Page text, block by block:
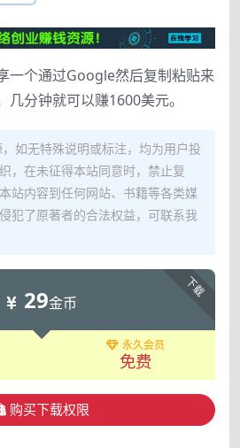
一个通过Google然后复制粘贴来
分钟就可以赚1600美元。
如无特殊说明或标注，均为用户投
，在未征得本站同意时，禁止复
站内容到任何网站、书籍等各类媒
犯了原著者的合法权益，可联系我
下载
29金币
永久会员
免费
购买下载权限